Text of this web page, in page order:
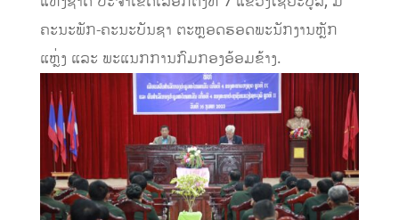
ຄະນະພັກ-ຄະນະບັນຊາ ຕະຫຼອດຮອດພະນັກງານຫຼັກ
ແຫຼ່ງ ແລະ ພະແນກການກົມກອງອ້ອມຂ້າງ.